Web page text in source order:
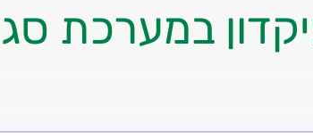
במערכת